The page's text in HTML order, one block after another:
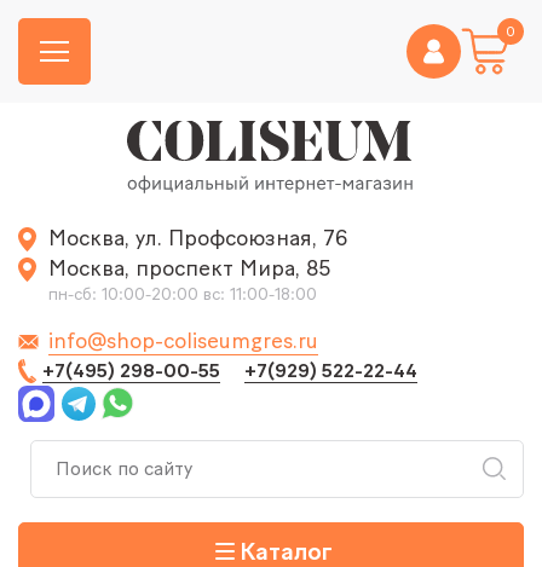
0
Москва, ул. Профсоюзная, 76
Москва, проспект Мира, 85
пн-сб: 10:00-20:00 вс: 11:00-18:00
info@shop-coliseumgres.ru
+7(495) 298-00-55 +7(929) 522-22-44
Каталог